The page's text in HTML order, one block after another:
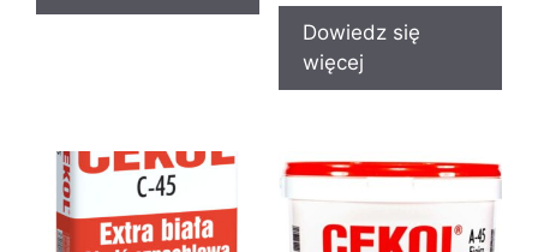
Dowiedz się
więcej